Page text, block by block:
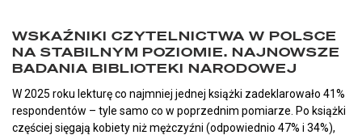
WSKAŹNIKI CZYTELNICTWA W POLSCE
NA STABILNYM POZIOMIE. NAJNOWSZE
BADANIA BIBLIOTEKI NARODOWEJ
W 2025 roku lekturę co najmniej jednej książki zadeklarowało 41%
respondentów – tyle samo co w poprzednim pomiarze. Po książki
częściej sięgają kobiety niż mężczyźni (odpowiednio 47% i 34%),